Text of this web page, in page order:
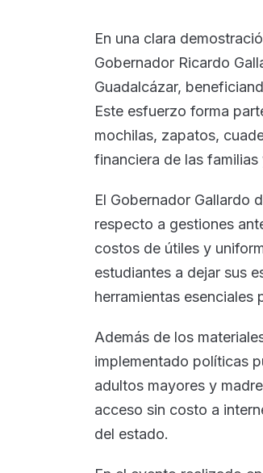
En una clara
Gobernador Ricardo
Guadalcázar,
Este esfuerzo forma
mochilas, zapatos,
financiera de las
El Gobernador Gallardo
respecto a gestiones
costos de útiles y
estudiantes a dejar sus
herramientas esenciales
Además de los
implementado políticas
adultos mayores y
acceso sin costo a
del estado.